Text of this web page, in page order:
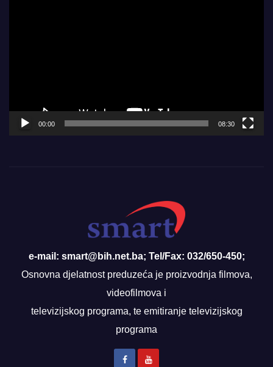
00:00 08:30
e-mail: smart@bih.net.ba; Tel/Fax: 032/650-450;
Osnovna djelatnost preduzeća je proizvodnja filmova,
videofilmova i
televizijskog programa, te emitiranje televizijskog
programa